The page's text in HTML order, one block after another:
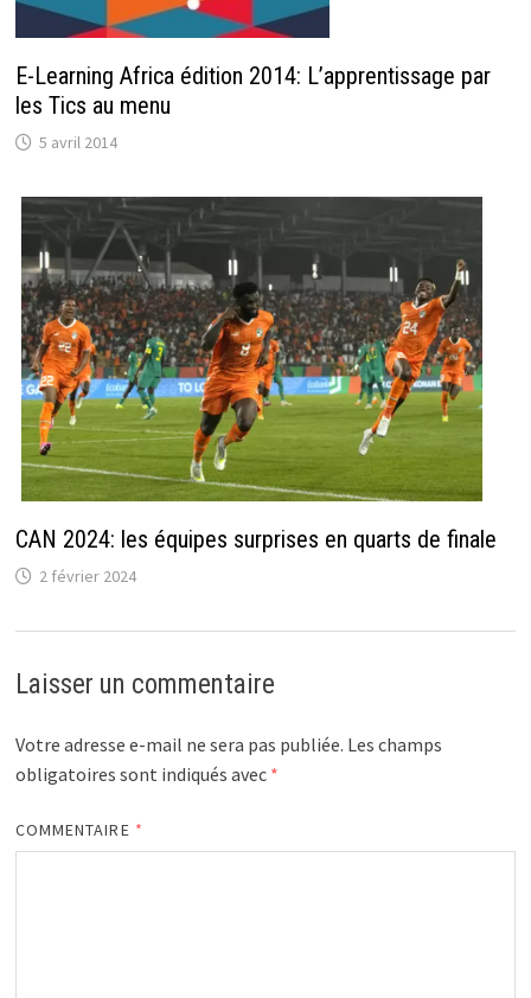
E-Learning Africa édition 2014: L’apprentissage par
les Tics au menu
5 avril 2014
CAN 2024: les équipes surprises en quarts de finale
2 février 2024
Laisser un commentaire
Votre adresse e-mail ne sera pas publiée. Les champs
obligatoires sont indiqués avec *
COMMENTAIRE *